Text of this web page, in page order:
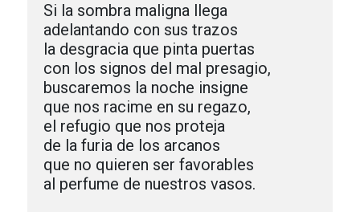
Si la sombra maligna llega
adelantando con sus trazos
la desgracia que pinta puertas
con los signos del mal presagio,
buscaremos la noche insigne
que nos racime en su regazo,
el refugio que nos proteja
de la furia de los arcanos
que no quieren ser favorables
al perfume de nuestros vasos.